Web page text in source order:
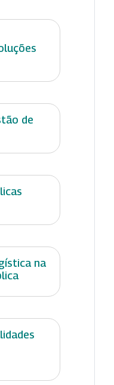
de
na